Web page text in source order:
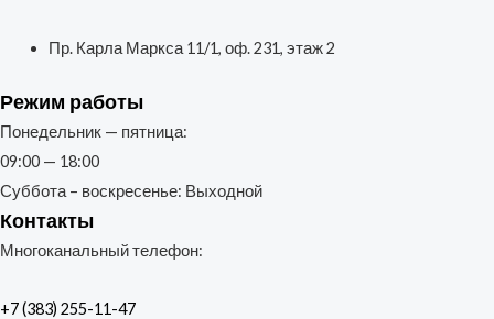
Пр. Карла Маркса 11/1, оф. 231, этаж 2
Режим работы
Понедельник — пятница:
09:00 — 18:00
Суббота – воскресенье: Выходной
Контакты
Многоканальный телефон:
+7 (383) 255-11-47